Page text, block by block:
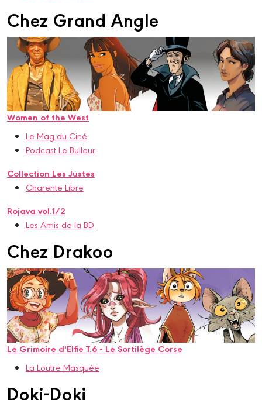
Chez Grand Angle
Women of the West
Le Mag du Ciné
Podcast Le Bulleur
Collection Les Justes
Charente Libre
Rojava vol.1/2
Les Amis de la BD
Chez Drakoo
Le Grimoire d'Elfie T.6 - Le Sortilège Corse
La Loutre Masquée
Doki-Doki